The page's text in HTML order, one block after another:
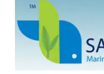
ইউরোপে দাবানল: আকাশে